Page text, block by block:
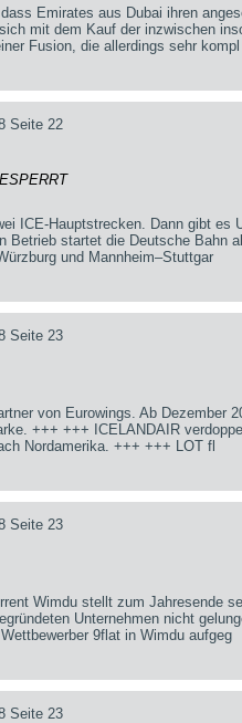
Emirates aus Dubai ihren
mit dem Kauf der inzwischen
Fusion, die allerdings sehr kompl
Seite 22
ICE-Hauptstrecken. Dann gibt es
Betrieb startet die Deutsche Bahn
und Mannheim–Stuttgar
Seite 23
von Eurowings. Ab Dezember
+++ +++ ICELANDAIR
Nordamerika. +++ +++ LOT fl
Seite 23
Wimdu stellt zum Jahresende
Unternehmen nicht
9flat in Wimdu aufgeg
Seite 23